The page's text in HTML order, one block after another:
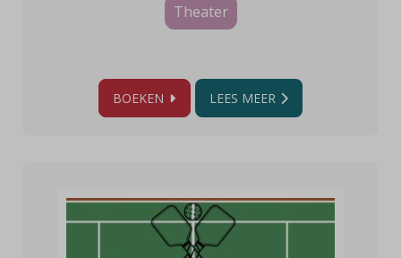
Theater
BOEKEN LEES MEER